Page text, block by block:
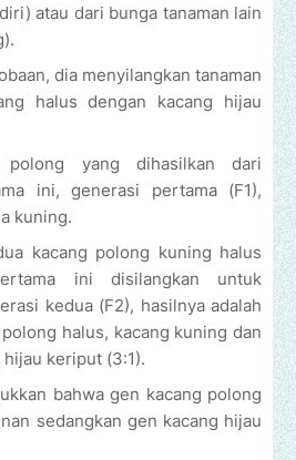
atau dari bunga tanaman lain
dia menyilangkan tanaman
halus dengan kacang hijau
polong yang dihasilkan dari
ini, generasi pertama (F1),
kuning.
kacang polong kuning halus
ini disilangkan untuk
kedua (F2), hasilnya adalah
halus, kacang kuning dan
keriput (3:1).
bahwa gen kacang polong
sedangkan gen kacang hijau